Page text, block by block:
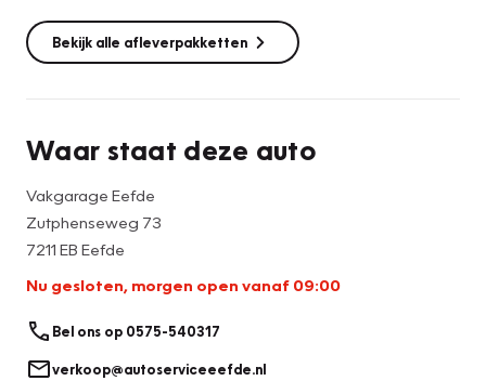
Graag voor de bezichtiging van de auto bellen voor een
afspraak. In verband met de drukte kunnen we op die
actueel mogelijk wordt weergegeven, kunnen er geen
Bekijk alle afleverpakketten
Waar staat deze auto
Vakgarage Eefde
Zutphenseweg 73
7211 EB Eefde
Nu gesloten, morgen open vanaf 09:00
Bel ons op 0575-540317
verkoop@autoserviceeefde.nl